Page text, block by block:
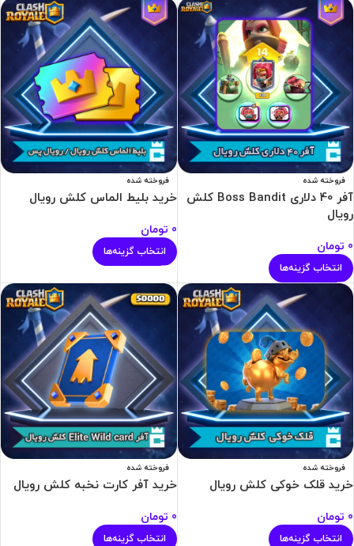
فروخته شده
آفر 40 دلاری Boss Bandit کلش
رویال
0 تومان
انتخاب گزینه‌ها
فروخته شده
خرید بلیط الماس کلش رویال
0 تومان
انتخاب گزینه‌ها
فروخته شده
خرید قلک خوکی کلش رویال
0 تومان
انتخاب گزینه‌ها
فروخته شده
خرید آفر کارت نخبه کلش رویال
0 تومان
انتخاب گزینه‌ها